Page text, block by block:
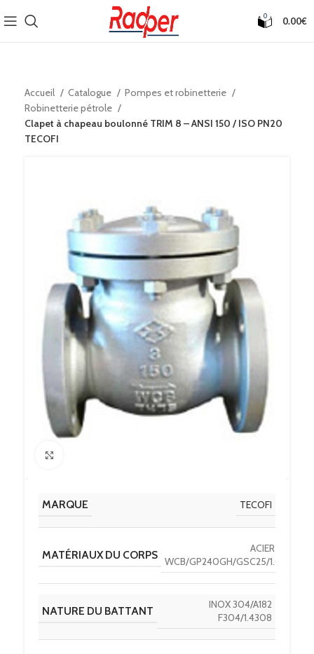
0 0.00€
Accueil Catalogue
Pompes et robinetterie
Robinetterie pétrole
Clapet à chapeau boulonné TRIM 8 – ANSI 150 / ISO PN20
TECOFI
MARQUE TECOFI
MATÉRIAUX DU CORPS
ACIER A216
WCB/GP240GH/GSC25/1.0619
NATURE DU BATTANT
INOX 304/A182
F304/1.4308